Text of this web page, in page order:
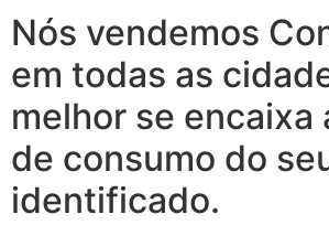
Nós vendemos
em todas as
melhor se encaixa
de consumo do
identificado.